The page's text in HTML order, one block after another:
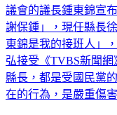
議會的議長鍾東錦宣
謝保鍾」，現任縣長
東錦是我的接班人」
弘接受《TVBS新聞
縣長，都是受國民黨
在的行為，是嚴重傷